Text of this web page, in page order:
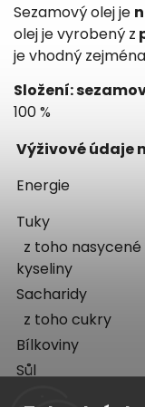
Sezamový olej je
olej je vyrobený z
je vhodný
Složení:
100 %
Výživové údaje
Energie
Tuky
z toho
kyseliny
Sacharidy
z toho cukry
Bílkoviny
Sůl